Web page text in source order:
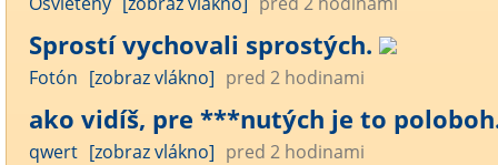
Sprostí vychovali sprostých.
Fotón [zobraz vlákno] pred 2 hodinami
ako vidíš, pre ***nutých je to
qwert [zobraz vlákno] pred 2 hodinami